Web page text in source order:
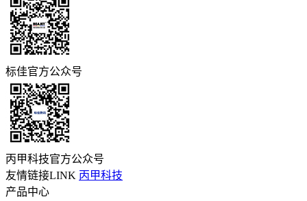
标佳官方公众号
丙甲科技官方公众号
友情链接LINK 丙甲科技
产品中心